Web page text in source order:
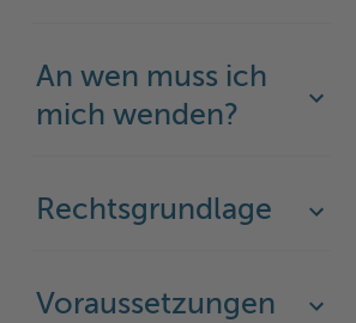
An wen muss ich
mich wenden?
Rechtsgrundlage
Voraussetzungen